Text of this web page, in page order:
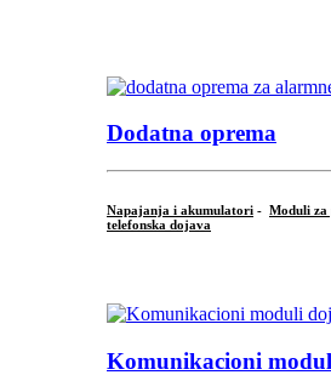
Dodatna oprema
Napajanja i akumulatori - Moduli za
telefonska dojava
Komunikacioni